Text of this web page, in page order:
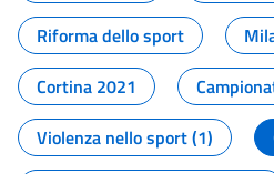
Riforma dello sport
Cortina 2021
Violenza nello sport (1)